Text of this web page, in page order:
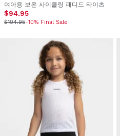
여아용 보온 사이클링 패디드 타이츠
$94.95
$104.95-10% Final Sale